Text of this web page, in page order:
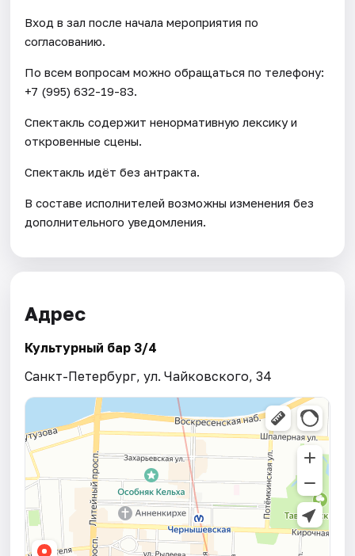
Вход в зал после начала мероприятия по
согласованию.
По всем вопросам можно обращаться по телефону:
+7 (995) 632-19-83.
Спектакль содержит ненормативную лексику и
откровенные сцены.
Спектакль идёт без антракта.
В составе исполнителей возможны изменения без
дополнительного уведомления.
Адрес
Культурный бар 3/4
Санкт-Петербург, ул. Чайковского, 34